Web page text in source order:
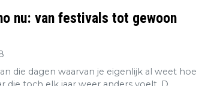
nu: van festivals tot gewoon
die dagen waarvan je eigenlijk al weet hoe